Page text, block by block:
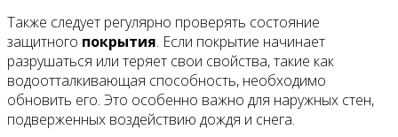
Также следует регулярно проверять состояние
защитного покрытия. Если покрытие начинает
разрушаться или теряет свои свойства, такие как
водоотталкивающая способность, необходимо
обновить его. Это особенно важно для наружных стен,
подверженных воздействию дождя и снега.